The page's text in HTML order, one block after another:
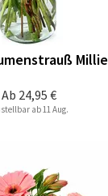
Ab 24,95 €
Millie
ab 11 Aug.